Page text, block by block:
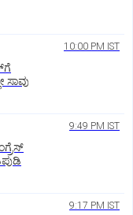
10:00 PM IST
ಸಾವು
9:49 PM IST
9:17 PM IST